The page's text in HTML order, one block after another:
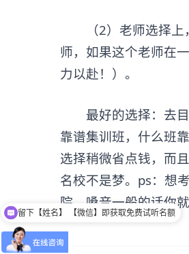
（2）老师选择上，
师，如果这个老师在
力以赴！）。
最好的选择：去目
靠谱集训班，什么班
选择稍微省点钱，而
名校不是梦。ps：想
院，嗓音一般的话你
留下【姓名】 【微信】即获取免费试听名额